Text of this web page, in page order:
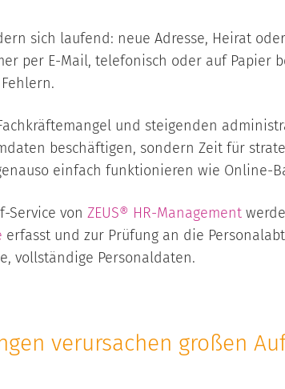
sich laufend: neue Adresse, Heirat
per E-Mail, telefonisch oder auf Papier
und steigenden
beschäftigen, sondern Zeit für
einfach funktionieren wie Online-
Service von ZEUS® HR-Management
erfasst und zur Prüfung an die
vollständige Personaldaten.
verursachen großen